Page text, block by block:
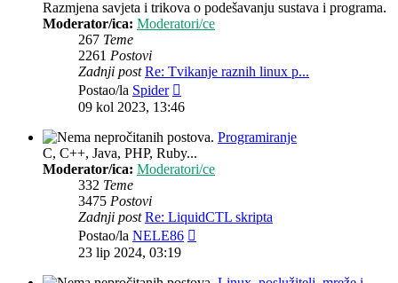
Razmjena savjeta i trikova o podešavanju sustava i programa.
Moderator/ica: Moderatori/ce
267 Teme
2261 Postovi
Zadnji post Re: Tvikanje raznih linux p...
Postao/la Spider
post
09 kol 2023, 13:46
Programiranje
C, C++, Java, PHP, Ruby...
Moderator/ica: Moderatori/ce
332 Teme
3475 Postovi
Zadnji post Re: LiquidCTL skripta
Postao/la NELE86
23 lip 2024, 03:19